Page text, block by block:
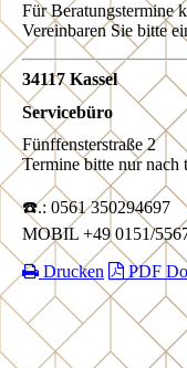
Für Beratungstermine
Vereinbaren Sie bitte
34117 Kassel
Servicebüro
Fünffensterstraße 2
Termine bitte nur nach
☎️.: 0561 350294697
MOBIL +49 0151/
Drucken
PDF